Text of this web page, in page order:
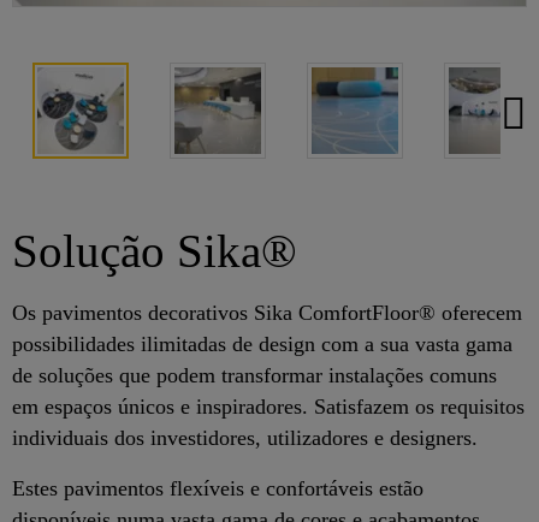
Solução Sika®
Os pavimentos decorativos Sika ComfortFloor® oferecem
possibilidades ilimitadas de design com a sua vasta gama
de soluções que podem transformar instalações comuns
em espaços únicos e inspiradores. Satisfazem os requisitos
individuais dos investidores, utilizadores e designers.
Estes pavimentos flexíveis e confortáveis estão